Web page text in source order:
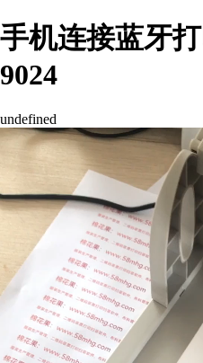
手机连接蓝牙
9024
undefined